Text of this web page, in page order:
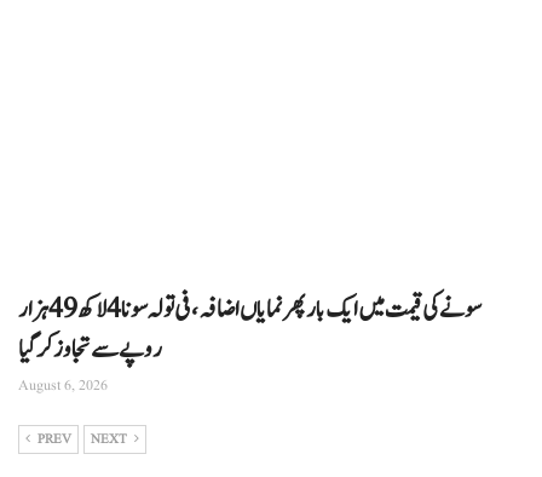
سونے کی قیمت میں ایک بار پھر نمایاں اضافہ، فی تولہ سونا 4 لاکھ 49 ہزار
روپے سے تجاوز کرگیا
August 6, 2026
PREV NEXT